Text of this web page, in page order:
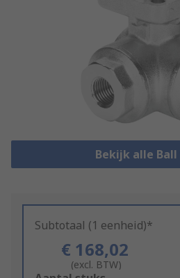
Bekijk alle Ball
Subtotaal (1 eenheid)*
€ 168,02
(excl. BTW)